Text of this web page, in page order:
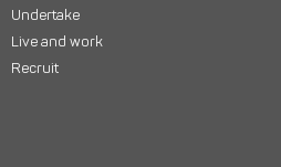
Undertake
Live and work
Recruit